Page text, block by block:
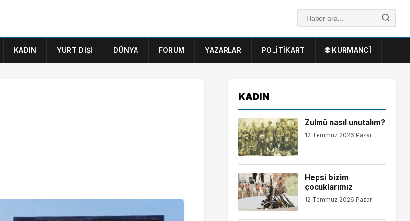
KADIN YURT DIŞI DÜNYA FORUM YAZARLAR POLITIKART 🌐 KURMANCÎ
KADIN
Zulmü nasıl unutalım?
12 Temmuz 2026 Pazar
Hepsi bizim
çocuklarımız
12 Temmuz 2026 Pazar